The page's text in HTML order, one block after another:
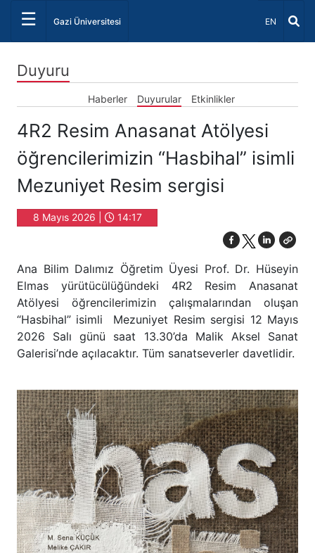
☰ Gazi Üniversitesi Dil Seçiniz
EN
Duyuru
Haberler Duyurular Etkinlikler
4R2 Resim Anasanat Atölyesi
öğrencilerimizin “Hasbihal” isimli
Mezuniyet Resim sergisi
8 Mayıs 2026 | 14:17
Ana Bilim Dalımız Öğretim Üyesi Prof. Dr. Hüseyin
Elmas yürütücülüğündeki 4R2 Resim Anasanat
Atölyesi öğrencilerimizin çalışmalarından oluşan
“Hasbihal” isimli Mezuniyet Resim sergisi 12 Mayıs
2026 Salı günü saat 13.30’da Malik Aksel Sanat
Galerisi’nde açılacaktır. Tüm sanatseverler davetlidir.